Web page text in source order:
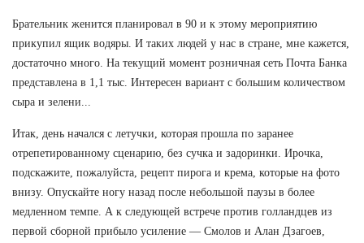
Брательник женится планировал в 90 и к этому мероприятию
прикупил ящик водяры. И таких людей у нас в стране, мне кажется,
достаточно много. На текущий момент розничная сеть Почта Банка
представлена в 1,1 тыс. Интересен вариант с большим количеством
сыра и зелени...
Итак, день начался с летучки, которая прошла по заранее
отрепетированному сценарию, без сучка и задоринки. Ирочка,
подскажите, пожалуйста, рецепт пирога и крема, которые на фото
внизу. Опускайте ногу назад после небольшой паузы в более
медленном темпе. А к следующей встрече против голландцев из
первой сборной прибыло усиление — Смолов и Алан Дзагоев,